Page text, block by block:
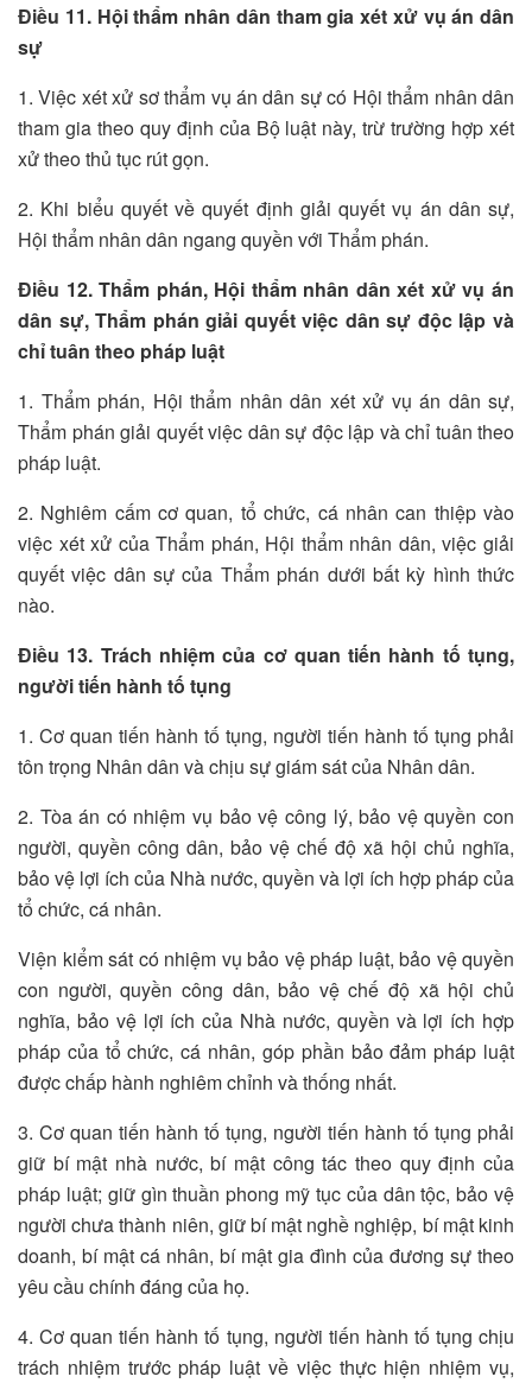
Điều 11. Hội thẩm nhân dân tham gia xét xử vụ án dân
sự
1. Việc xét xử sơ thẩm vụ án dân sự có Hội thẩm nhân dân
tham gia theo quy định của Bộ luật này, trừ trường hợp xét
xử theo thủ tục rút gọn.
2. Khi biểu quyết về quyết định giải quyết vụ án dân sự,
Hội thẩm nhân dân ngang quyền với Thẩm phán.
Điều 12. Thẩm phán, Hội thẩm nhân dân xét xử vụ án
dân sự, Thẩm phán giải quyết việc dân sự độc lập và
chỉ tuân theo pháp luật
1. Thẩm phán, Hội thẩm nhân dân xét xử vụ án dân sự,
Thẩm phán giải quyết việc dân sự độc lập và chỉ tuân theo
pháp luật.
2. Nghiêm cấm cơ quan, tổ chức, cá nhân can thiệp vào
việc xét xử của Thẩm phán, Hội thẩm nhân dân, việc giải
quyết việc dân sự của Thẩm phán dưới bất kỳ hình thức
nào.
Điều 13. Trách nhiệm của cơ quan tiến hành tố tụng,
người tiến hành tố tụng
1. Cơ quan tiến hành tố tụng, người tiến hành tố tụng phải
tôn trọng Nhân dân và chịu sự giám sát của Nhân dân.
2. Tòa án có nhiệm vụ bảo vệ công lý, bảo vệ quyền con
người, quyền công dân, bảo vệ chế độ xã hội chủ nghĩa,
bảo vệ lợi ích của Nhà nước, quyền và lợi ích hợp pháp của
tổ chức, cá nhân.
Viện kiểm sát có nhiệm vụ bảo vệ pháp luật, bảo vệ quyền
con người, quyền công dân, bảo vệ chế độ xã hội chủ
nghĩa, bảo vệ lợi ích của Nhà nước, quyền và lợi ích hợp
pháp của tổ chức, cá nhân, góp phần bảo đảm pháp luật
được chấp hành nghiêm chỉnh và thống nhất.
3. Cơ quan tiến hành tố tụng, người tiến hành tố tụng phải
giữ bí mật nhà nước, bí mật công tác theo quy định của
pháp luật; giữ gìn thuần phong mỹ tục của dân tộc, bảo vệ
người chưa thành niên, giữ bí mật nghề nghiệp, bí mật kinh
doanh, bí mật cá nhân, bí mật gia đình của đương sự theo
yêu cầu chính đáng của họ.
4. Cơ quan tiến hành tố tụng, người tiến hành tố tụng chịu
trách nhiệm trước pháp luật về việc thực hiện nhiệm vụ,